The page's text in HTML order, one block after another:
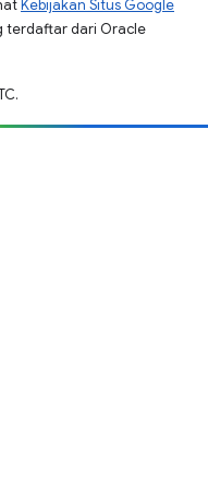
Kebijakan Situs Google
terdaftar dari Oracle